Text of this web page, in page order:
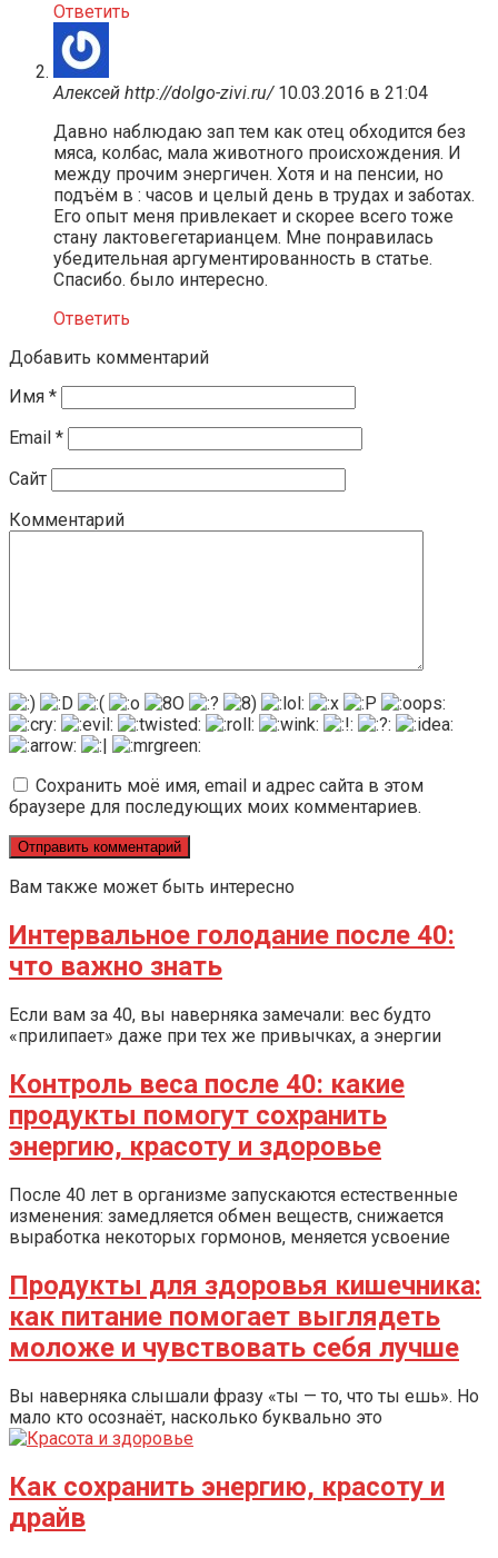
Ответить
Алексей http://dolgo-zivi.ru/ 10.03.2016 в 21:04
Давно наблюдаю зап тем как отец обходится без
мяса, колбас, мала животного происхождения. И
между прочим энергичен. Хотя и на пенсии, но
подъём в : часов и целый день в трудах и заботах.
Его опыт меня привлекает и скорее всего тоже
стану лактовегетарианцем. Мне понравилась
убедительная аргументированность в статье.
Спасибо. было интересно.
Ответить
Добавить комментарий
Имя *
Email *
Сайт
Комментарий
Сохранить моё имя, email и адрес сайта в этом
браузере для последующих моих комментариев.
Вам также может быть интересно
Интервальное голодание после 40:
что важно знать
Если вам за 40, вы наверняка замечали: вес будто
«прилипает» даже при тех же привычках, а энергии
Контроль веса после 40: какие
продукты помогут сохранить
энергию, красоту и здоровье
После 40 лет в организме запускаются естественные
изменения: замедляется обмен веществ, снижается
выработка некоторых гормонов, меняется усвоение
Продукты для здоровья кишечника:
как питание помогает выглядеть
моложе и чувствовать себя лучше
Вы наверняка слышали фразу «ты — то, что ты ешь». Но
мало кто осознаёт, насколько буквально это
Как сохранить энергию, красоту и
драйв